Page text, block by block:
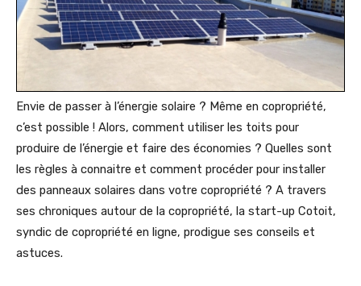
Envie de passer à l’énergie solaire ? Même en copropriété,
c’est possible ! Alors, comment utiliser les toits pour
produire de l’énergie et faire des économies ? Quelles sont
les règles à connaitre et comment procéder pour installer
des panneaux solaires dans votre copropriété ? A travers
ses chroniques autour de la copropriété, la start-up Cotoit,
syndic de copropriété en ligne, prodigue ses conseils et
astuces.